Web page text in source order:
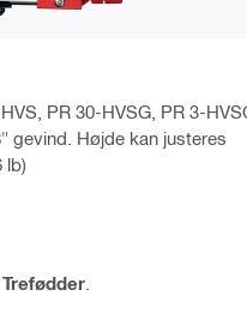
PR 30-HVSG, PR 3-
gevind. Højde kan justeres
lb)
Trefødder